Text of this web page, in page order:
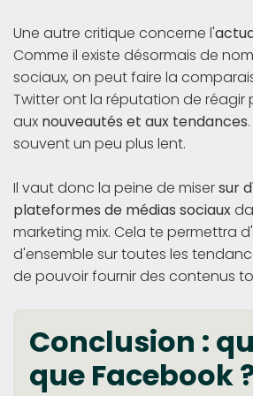
Une autre critique concerne l'
Comme il existe désormais de
sociaux, on peut faire la
Twitter ont la réputation de réagir
aux nouveautés et aux tendances
souvent un peu plus lent.
Il vaut donc la peine de misersur
plateformes de médias sociaux
marketing mix. Cela te permettra
d'ensemble sur toutes les
de pouvoir fournir des contenus
Conclusion :
que Facebook